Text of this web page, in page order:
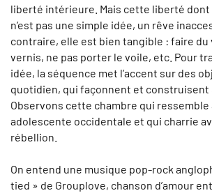
liberté intérieure. Mais cette liberté dont
n’est pas une simple idée, un rêve
contraire, elle est bien tangible : faire du
vernis, ne pas porter le voile, etc. Pour
idée, la séquence met l’accent sur des
quotidien, qui façonnent et construisent
Observons cette chambre qui ressemble
adolescente occidentale et qui charrie
rébellion.
On entend une musique pop-rock
tied » de Grouplove, chanson d’amour